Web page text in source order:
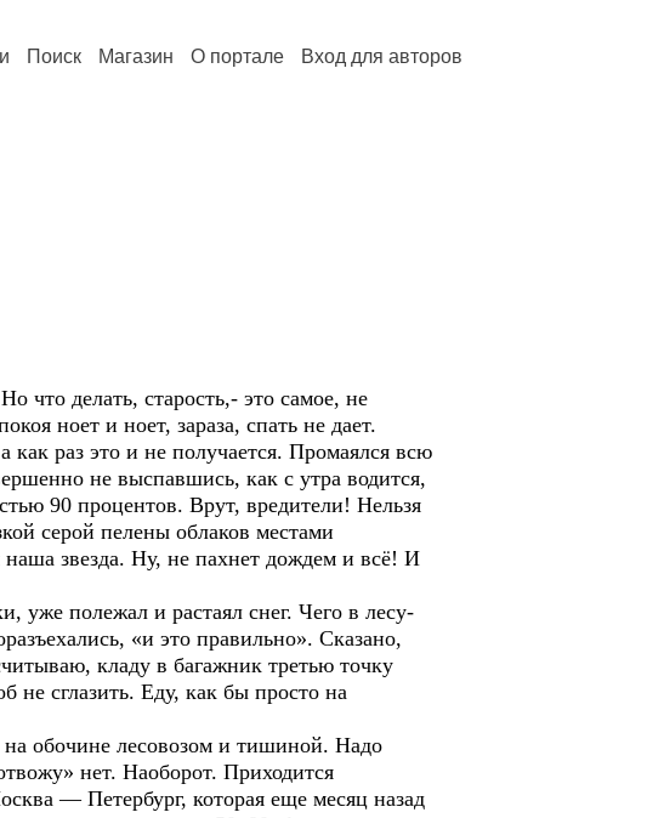
Поиск Магазин О портале Вход для авторов
что делать, старость,- это самое, не
ноет и ноет, зараза, спать не дает.
раз это и не получается. Промаялся всю
не выспавшись, как с утра водится,
90 процентов. Врут, вредители! Нельзя
серой пелены облаков местами
наша звезда. Ну, не пахнет дождем и всё! И
уже полежал и растаял снег. Чего в лесу-
«и это правильно». Сказано,
кладу в багажник третью точку
не сглазить. Еду, как бы просто на
обочине лесовозом и тишиной. Надо
нет. Наоборот. Приходится
— Петербург, которая еще месяц назад